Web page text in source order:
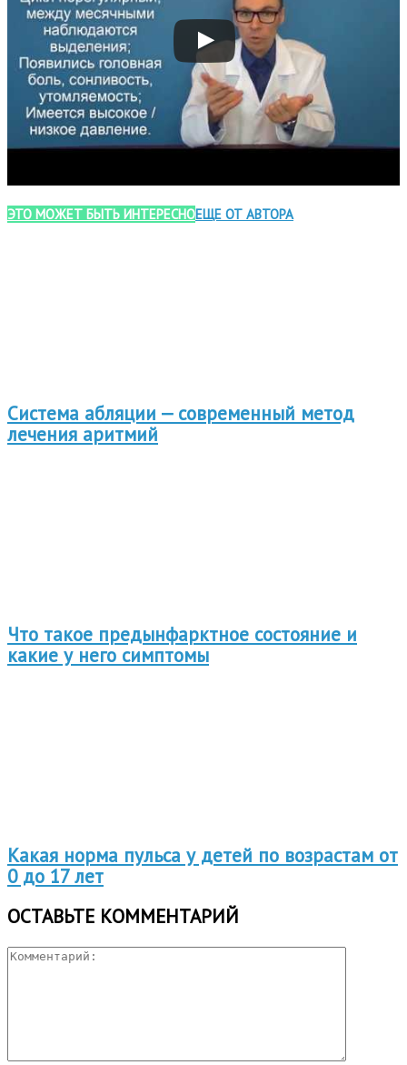
ЭТО МОЖЕТ БЫТЬ ИНТЕРЕСНОЕЩЕ ОТ АВТОРА
Система абляции — современный метод
лечения аритмий
Что такое предынфарктное состояние и
какие у него симптомы
Какая норма пульса у детей по возрастам от
0 до 17 лет
ОСТАВЬТЕ КОММЕНТАРИЙ